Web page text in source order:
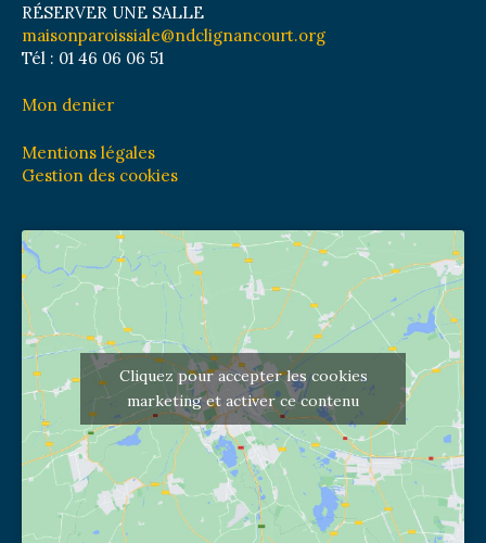
RÉSERVER UNE SALLE
maisonparoissiale@ndclignancourt.org
Tél : 01 46 06 06 51
Mon denier
Mentions légales
Gestion des cookies
Cliquez pour accepter les cookies
marketing et activer ce contenu